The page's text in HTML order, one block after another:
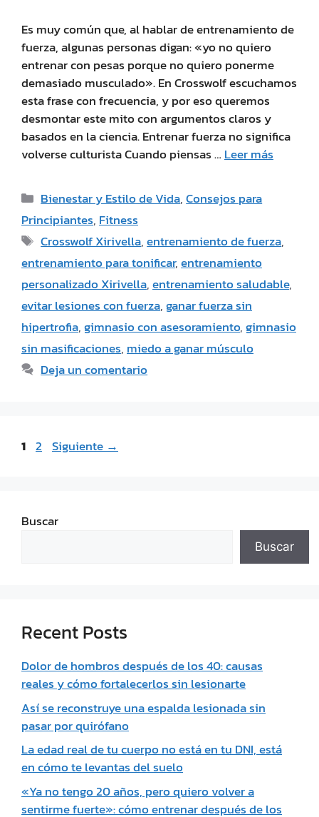
Es muy común que, al hablar de entrenamiento de
fuerza, algunas personas digan: «yo no quiero
entrenar con pesas porque no quiero ponerme
demasiado musculado». En Crosswolf escuchamos
esta frase con frecuencia, y por eso queremos
desmontar este mito con argumentos claros y
basados en la ciencia. Entrenar fuerza no significa
volverse culturista Cuando piensas … Leer más
Bienestar y Estilo de Vida,Consejos para
Principiantes, Fitness
Crosswolf Xirivella,entrenamiento de fuerza,
entrenamiento para tonificar,entrenamiento
personalizado Xirivella,entrenamiento saludable,
evitar lesiones con fuerza,ganar fuerza sin
hipertrofia,gimnasio con asesoramiento,gimnasio
sin masificaciones, miedo a ganar músculo
Deja un comentario
1 2 Siguiente →
Buscar
Buscar
Recent Posts
Dolor de hombros después de los 40: causas
reales y cómo fortalecerlos sin lesionarte
Así se reconstruye una espalda lesionada sin
pasar por quirófano
La edad real de tu cuerpo no está en tu DNI, está
en cómo te levantas del suelo
«Ya no tengo 20 años, pero quiero volver a
sentirme fuerte»: cómo entrenar después de los